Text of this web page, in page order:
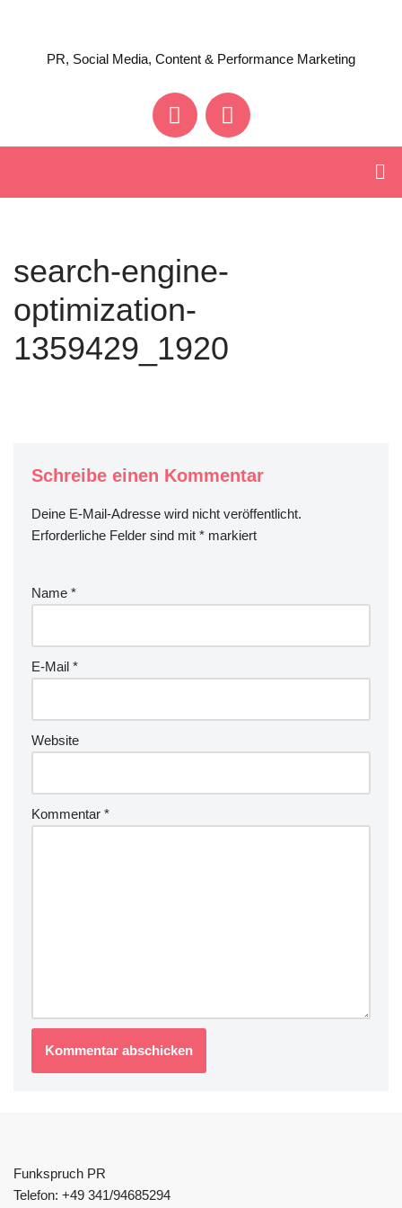
PR, Social Media, Content & Performance Marketing
search-engine-
optimization-
1359429_1920
Schreibe einen Kommentar
Deine E-Mail-Adresse wird nicht veröffentlicht.
Erforderliche Felder sind mit * markiert
Name *
E-Mail *
Website
Kommentar *
Funkspruch PR
Telefon: +49 341/94685294